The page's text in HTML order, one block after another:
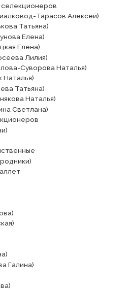
Тарасов Алексей)
Татьяна)
Елена)
Елена)
Лилия)
Суворова Наталья)
Наталья)
Татьяна)
Наталья)
Светлана)
Галина)